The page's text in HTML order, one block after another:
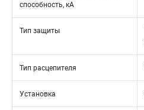
способность, кА
Тип защиты
Тип расцепителя
Установка